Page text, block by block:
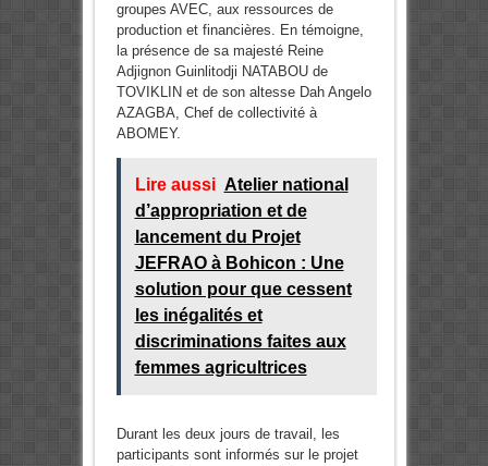
groupes AVEC, aux ressources de
production et financières. En témoigne,
la présence de sa majesté Reine
Adjignon Guinlitodji NATABOU de
TOVIKLIN et de son altesse Dah Angelo
AZAGBA, Chef de collectivité à
ABOMEY.
Lire aussi Atelier national
d’appropriation et de
lancement du Projet
JEFRAO à Bohicon : Une
solution pour que cessent
les inégalités et
discriminations faites aux
femmes agricultrices
Durant les deux jours de travail, les
participants sont informés sur le projet